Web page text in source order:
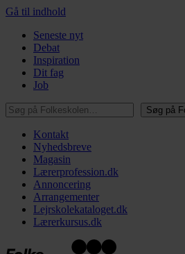
Gå til indhold
Seneste nyt
Debat
Inspiration
Dit fag
Job
Søg på Folkeskolen…
Søg på
Kontakt
Nyhedsbreve
Magasin
Lærerprofession.dk
Annoncering
Arrangementer
Lejrskolekataloget.dk
Lærerkursus.dk